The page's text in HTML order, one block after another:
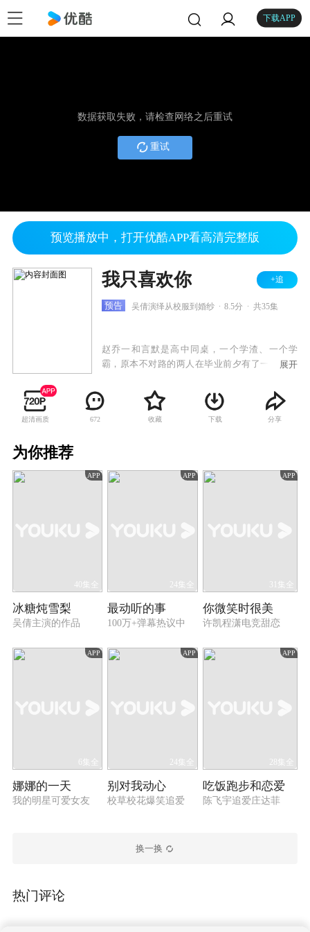
下载APP
数据获取失败，请检查网络之后重试
重试
预览播放中，打开优酷APP看高清完整版
我只喜欢你 +追
预告 吴倩演绎从校服到婚纱 8.5分 共35集
赵乔一和言默是高中同桌，一个学渣、一个学
霸，原本不对路的两人在毕业前夕有了一个留学
实现，毕业后两人就断了联系。四年后的首次同
学会，让两人再次见面，接连不断的阴差阳错，
赵乔一终于认清了自己的情感，鼓起勇气，决定
一默默做的那些事，只有他自己知道。在朋友们
展开
超清画质 672 收藏 下载 分享
为你推荐
APP
40集全
冰糖炖雪梨
吴倩主演的作品
APP
24集全
最动听的事
100万+弹幕热议中
APP
31集全
你微笑时很美
许凯程潇电竞甜恋
APP
6集全
娜娜的一天
我的明星可爱女友
APP
24集全
别对我动心
校草校花爆笑追爱
APP
28集全
吃饭跑步和恋爱
陈飞宇追爱庄达菲
换一换
热门评论